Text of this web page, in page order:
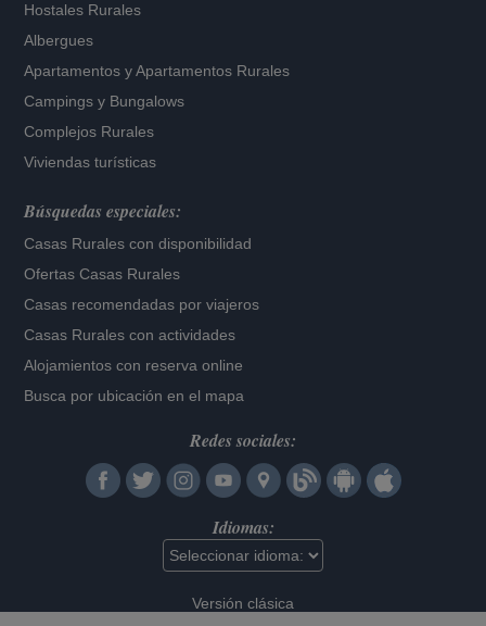
Hostales Rurales
Albergues
Apartamentos yApartamentos Rurales
Campings y Bungalows
Complejos Rurales
Viviendas turísticas
Búsquedas especiales:
Casas Rurales con disponibilidad
Ofertas Casas Rurales
Casas recomendadas por viajeros
Casas Rurales con actividades
Alojamientos con reserva online
Busca por ubicación en el mapa
Redes sociales:
Idiomas:
Versión clásica